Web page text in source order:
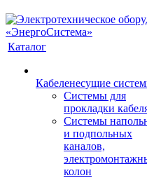
Каталог
Кабеленесущие
Системы для
прокладки
Системы
и подпольных
каналов,
колон